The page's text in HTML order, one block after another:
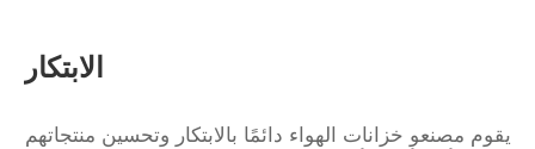
الابتكار
يقوم مصنعو خزانات الهواء دائمًا بالابتكار وتحسين منتجاتهم